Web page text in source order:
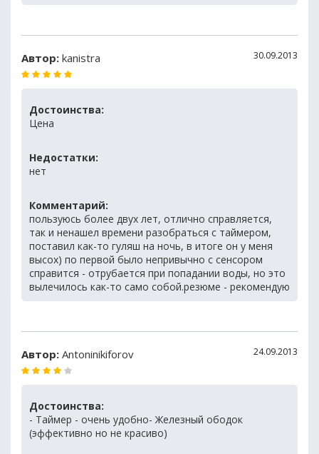
Автор: kanistra 30.09.2013
Достоинства:
Цена
Недостатки:
нет
Комментарий:
пользуюсь более двух лет, отлично справляется,
так и ненашел времени разобраться с таймером,
поставил как-то гуляш на ночь, в итоге он у меня
высох) по первой было непривычно с сенсором
справится - отрубается при попадании воды, но это
вылечилось как-то само собой.резюме - рекомендую
Автор: Antoninikiforov 24.09.2013
Достоинства:
- Таймер - очень удобно- Железный ободок
(эффективно но не красиво)